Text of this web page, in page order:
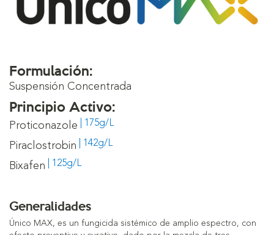
Formulación:
Suspensión Concentrada
Principio Activo:
Proticonazole | 175g/L
Piraclostrobin | 142g/L
Bixafen | 125g/L
Generalidades
Único MAX, es un fungicida sistémico de amplio espectro, con